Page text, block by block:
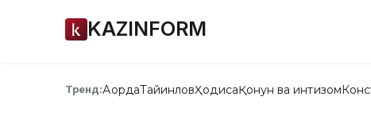
KAZINFORM
Тренд:АқордаТайинловҲодисаҚонун ва интизом